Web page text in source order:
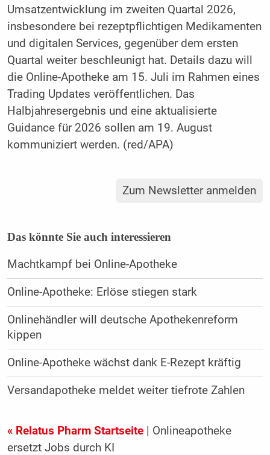
Umsatzentwicklung im zweiten Quartal 2026,
insbesondere bei rezeptpflichtigen Medikamenten
und digitalen Services, gegenüber dem ersten
Quartal weiter beschleunigt hat. Details dazu will
die Online-Apotheke am 15. Juli im Rahmen eines
Trading Updates veröffentlichen. Das
Halbjahresergebnis und eine aktualisierte
Guidance für 2026 sollen am 19. August
kommuniziert werden. (red/APA)
Zum Newsletter anmelden
Das könnte Sie auch interessieren
Machtkampf bei Online-Apotheke
Online-Apotheke: Erlöse stiegen stark
Onlinehändler will deutsche Apothekenreform
kippen
Online-Apotheke wächst dank E-Rezept kräftig
Versandapotheke meldet weiter tiefrote Zahlen
« Relatus Pharm Startseite| Onlineapotheke
ersetzt Jobs durch KI